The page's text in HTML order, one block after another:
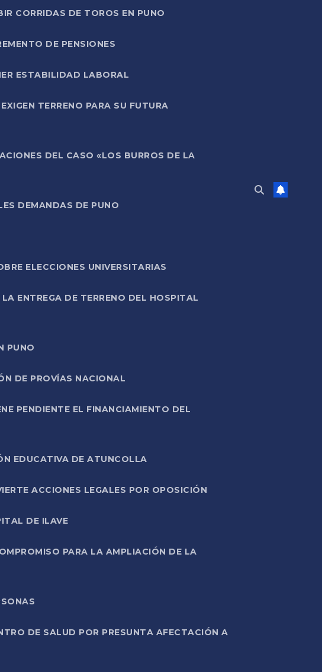
CORRIDAS DE TOROS EN PUNO
DE PENSIONES
ESTABILIDAD LABORAL
TERRENO PARA SU FUTURA
DEL CASO «LOS BURROS DE LA
DEMANDAS DE PUNO
ELECCIONES UNIVERSITARIAS
ENTREGA DE TERRENO DEL HOSPITAL
PUNO
DE PROVÍAS NACIONAL
PENDIENTE EL FINANCIAMIENTO DEL
EDUCATIVA DE ATUNCOLLA
ACCIONES LEGALES POR OPOSICIÓN
DE ILAVE
PARA LA AMPLIACIÓN DE LA
DE SALUD POR PRESUNTA AFECTACIÓN A